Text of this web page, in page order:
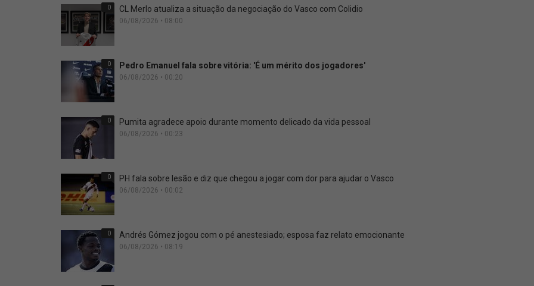
0 CL Merlo atualiza a situação da negociação do Vasco com Colidio
06/08/2026 • 08:00
0 Pedro Emanuel fala sobre vitória: 'É um mérito dos jogadores'
06/08/2026 • 00:20
0 Pumita agradece apoio durante momento delicado da vida pessoal
06/08/2026 • 00:23
0 PH fala sobre lesão e diz que chegou a jogar com dor para ajudar o Vasco
06/08/2026 • 00:02
0 Andrés Gómez jogou com o pé anestesiado; esposa faz relato emocionante
06/08/2026 • 08:19